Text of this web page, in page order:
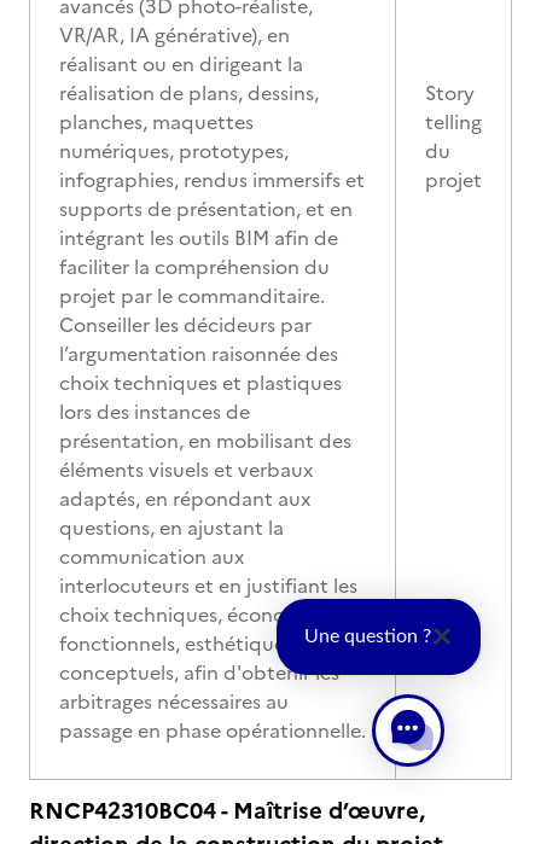
avancés (3D photo-réaliste,
VR/AR, IA générative), en
réalisant ou en dirigeant la
réalisation de plans, dessins,
planches, maquettes
numériques, prototypes,
infographies, rendus immersifs et
supports de présentation, et en
intégrant les outils BIM afin de
faciliter la compréhension du
projet par le commanditaire.
Conseiller les décideurs par
l’argumentation raisonnée des
choix techniques et plastiques
lors des instances de
présentation, en mobilisant des
éléments visuels et verbaux
adaptés, en répondant aux
questions, en ajustant la
communication aux
interlocuteurs et en justifiant les
choix techniques, économiques,
fonctionnels, esthétiques et
conceptuels, afin d'obtenir les
arbitrages nécessaires au
passage en phase opérationnelle.
Story
telling
du
projet
RNCP42310BC04 - Maîtrise d’œuvre,
Une question ?